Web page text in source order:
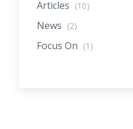
Articles (10)
News (2)
Focus On (1)